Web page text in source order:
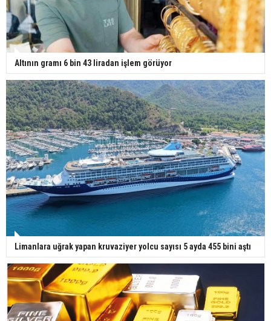
Altının gramı 6 bin 43 liradan işlem görüyor
Limanlara uğrak yapan kruvaziyer yolcu sayısı 5 ayda 455 bini aştı